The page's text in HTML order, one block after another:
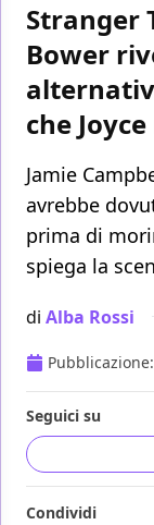
Stranger
Bower
che
Jamie
avrebbe
prima di
spiega la
di Alba Rossi
Pubblicazione:
Seguici su
Condividi